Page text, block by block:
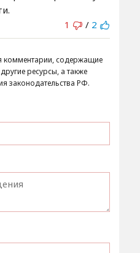
1
/ 2
комментарии, содержащие
ресурсы, а также
законодательства РФ.